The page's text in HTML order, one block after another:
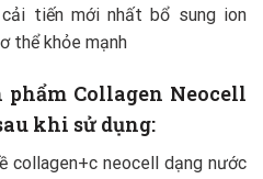
tiến mới nhất bổ sung ion
thể khỏe mạnh
phẩm Collagen Neocell
khi sử dụng:
collagen+c neocell dạng nước